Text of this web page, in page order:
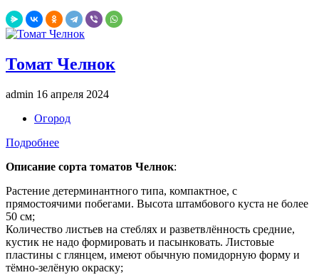
Томат Челнок
admin 16 апреля 2024
Огород
Подробнее
Описание сорта томатов Челнок:
Растение детерминантного типа, компактное, с
прямостоячими побегами. Высота штамбового куста не более
50 см;
Количество листьев на стеблях и разветвлённость средние,
кустик не надо формировать и пасынковать. Листовые
пластины с глянцем, имеют обычную помидорную форму и
тёмно-зелёную окраску;